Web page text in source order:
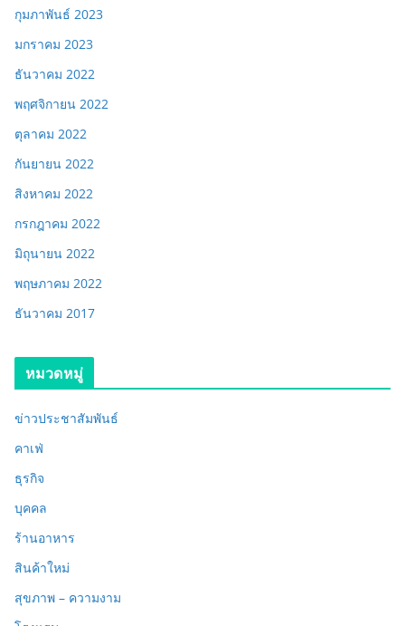
กุมภาพันธ์ 2023
มกราคม 2023
ธันวาคม 2022
พฤศจิกายน 2022
ตุลาคม 2022
กันยายน 2022
สิงหาคม 2022
กรกฎาคม 2022
มิถุนายน 2022
พฤษภาคม 2022
ธันวาคม 2017
หมวดหมู่
ข่าวประชาสัมพันธ์
คาเฟ่
ธุรกิจ
บุคคล
ร้านอาหาร
สินค้าใหม่
สุขภาพ – ความงาม